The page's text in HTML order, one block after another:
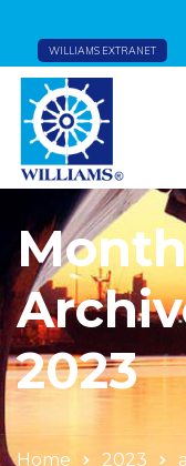
WILLIAMS EXTRANET
2023
Home 2023